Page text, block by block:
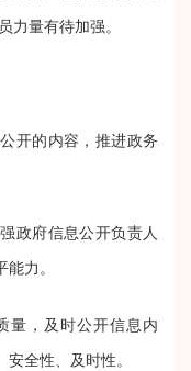
力量有待加强。
开的内容，推进政务
政府信息公开负责人
力。
量，及时公开信息内
全性、及时性。